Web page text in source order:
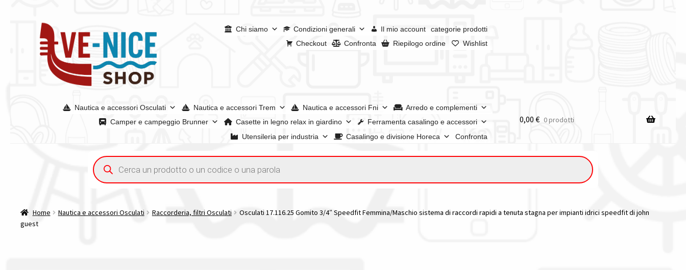
alla
navigazione
contenuto
Chi siamo Condizioni generali Il mio account
categorie prodotti
Checkout
Confronta Riepilogo ordine Wishlist
Nautica e accessori Osculati Nautica e accessori Trem Nautica e accessori Fni
Arredo e complementi
Camper e campeggio Brunner
Casette in legno relax in giardino
Ferramenta casalingo e accessori
Utensileria per industria
Casalingo e divisione Horeca Confronta
Condizioni generaliConfrontaConfrontaI nostri negoziRiepilogo ordineSpedizioni in europaSpedizioni in italia
Tutte le categorie dei prodottiWishlistCheckoutIl mio account
0,00 € 0 prodotti
Ricerca
prodotti
Home Nautica e accessori Osculati Raccorderia, filtri Osculati
Osculati 17.116.25 Gomito 3/4″ Speedfit Femmina/Maschio sistema di raccordi rapidi a tenuta stagna per impianti idrici speedfit di john
guest